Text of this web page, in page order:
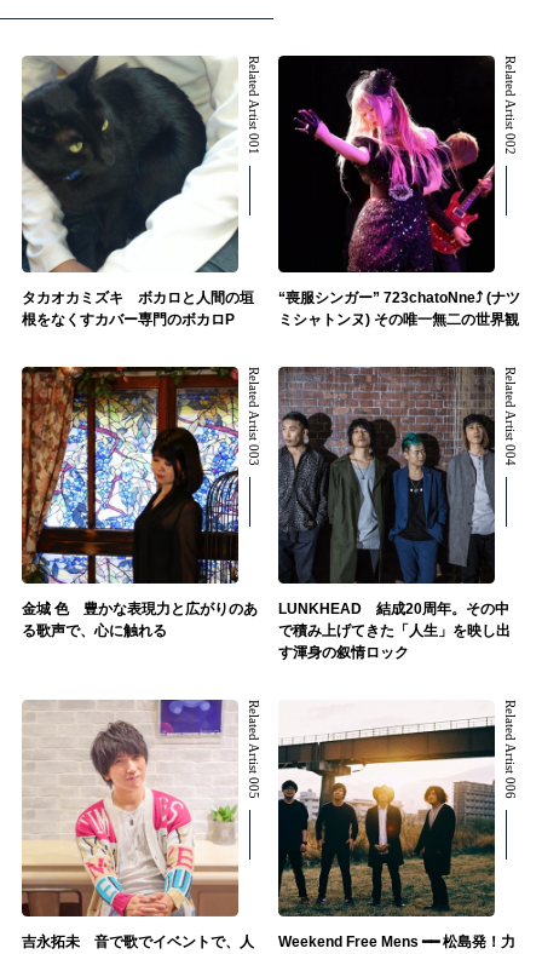
Related Artist 001
タカオカミズキ ボカロと人間の垣
根をなくすカバー専門のボカロP
Related Artist 002
“喪服シンガー” 723chatoNne⤴ (ナツ
ミシャトンヌ) その唯一無二の世界観
Related Artist 003
金城 色 豊かな表現力と広がりのあ
る歌声で、心に触れる
Related Artist 004
LUNKHEAD 結成20周年。その中
で積み上げてきた「人生」を映し出
す渾身の叙情ロック
Related Artist 005
吉永拓未 音で歌でイベントで、人
Related Artist 006
Weekend Free Mens ━━ 松島発！力